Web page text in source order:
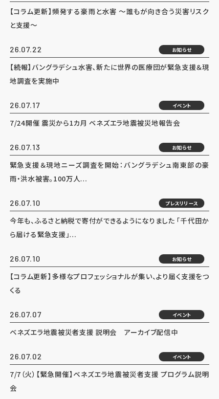
【コラム更新】頻発する豪雨と水害 ～誰もが向き合う災害リスク
と支援～
26.07.22 お知らせ
【続報】バングラデシュ水害、新たに世界の医療団が緊急支援＆現
地調査を実施中
26.07.17 イベント
7/24開催 震災から1カ月 ベネズエラ地震被災地報告会
26.07.13 お知らせ
緊急支援＆現地ニーズ調査を開始：バングラデシュ南東部の豪
雨・洪水被害。100万人...
26.07.10 プレスリリース
今年も、ふるさと納税で寄付ができるようになりました 「千代田か
ら届ける緊急支援」...
26.07.10 お知らせ
【コラム更新】多様なプロフェッショナルが集い、より届く支援をつ
くる
26.07.07 イベント
ベネズエラ地震被災者支援 説明会 アーカイブ配信中
26.07.02 イベント
7/7（火）【緊急開催】ベネズエラ地震被災者支援 プログラム説明
会